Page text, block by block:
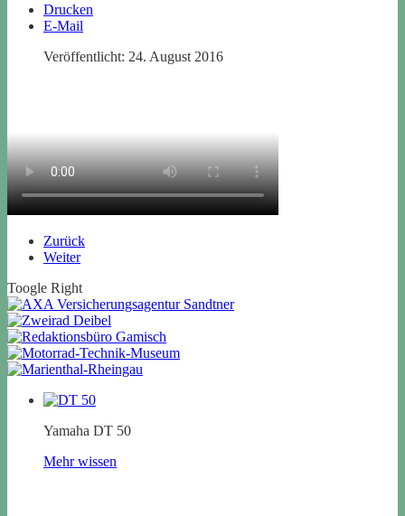
Drucken
E-Mail
Veröffentlicht: 24. August 2016
Zurück
Weiter
Toogle Right
Yamaha DT 50
Mehr wissen